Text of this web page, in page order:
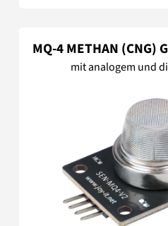
MQ-4 METHAN (CNG)
mit analogem und